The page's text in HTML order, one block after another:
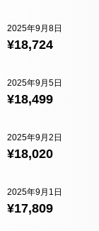
¥18,724
2025年9月8日
¥18,499
2025年9月5日
¥18,020
2025年9月2日
¥17,809
2025年9月1日